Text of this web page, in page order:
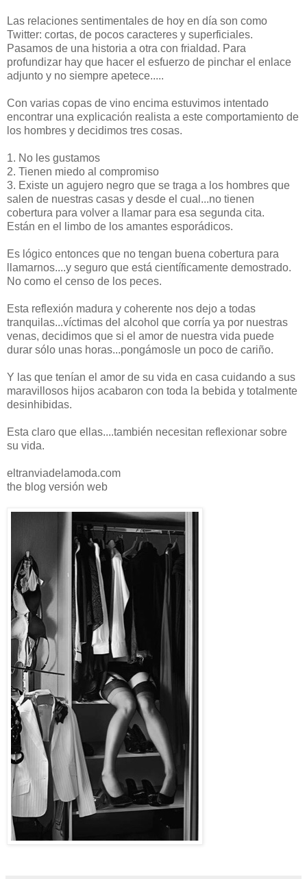
Las relaciones sentimentales de hoy en día son como
Twitter: cortas, de pocos caracteres y superficiales.
Pasamos de una historia a otra con frialdad. Para
profundizar hay que hacer el esfuerzo de pinchar el enlace
adjunto y no siempre apetece.....
Con varias copas de vino encima estuvimos intentado
encontrar una explicación realista a este comportamiento de
los hombres y decidimos tres cosas.
1. No les gustamos
2. Tienen miedo al compromiso
3. Existe un agujero negro que se traga a los hombres que
salen de nuestras casas y desde el cual...no tienen
cobertura para volver a llamar para esa segunda cita.
Están en el limbo de los amantes esporádicos.
Es lógico entonces que no tengan buena cobertura para
llamarnos....y seguro que está científicamente demostrado.
No como el censo de los peces.
Esta reflexión madura y coherente nos dejo a todas
tranquilas...víctimas del alcohol que corría ya por nuestras
venas, decidimos que si el amor de nuestra vida puede
durar sólo unas horas...pongámosle un poco de cariño.
Y las que tenían el amor de su vida en casa cuidando a sus
maravillosos hijos acabaron con toda la bebida y totalmente
desinhibidas.
Esta claro que ellas....también necesitan reflexionar sobre
su vida.
eltranviadelamoda.com
the blog versión web